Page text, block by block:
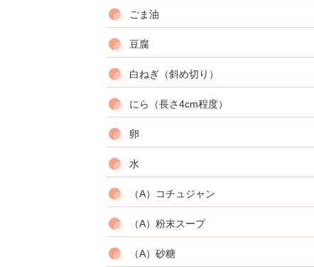
ごま油
豆腐
白ねぎ（斜め切り）
にら（長さ4cm程度）
卵
水
（A）コチュジャン
（A）粉末スープ
（A）砂糖